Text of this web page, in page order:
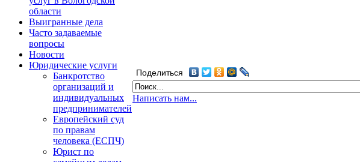
области
Выигранные дела
Часто задаваемые
вопросы
Новости
Юридические услуги
Банкротство
организаций и
индивидуальных
предпринимателей
Европейский суд
по правам
человека (ЕСПЧ)
Юрист по
Поделиться
Написать нам...